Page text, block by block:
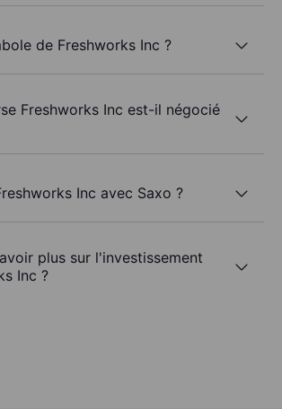
de Freshworks Inc ?
Freshworks Inc est-il négocié
Inc avec Saxo ?
plus sur l'investissement
Inc ?